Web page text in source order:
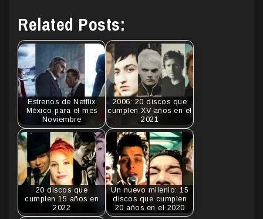
Related Posts:
Estrenos de Netflix
México para el mes
Noviembre
2006: 20 discos que
cumplen XV años en el
2021
20 discos que
cumplen 15 años en
2022
Un nuevo milenio: 15
discos que cumplen
20 años en el 2020